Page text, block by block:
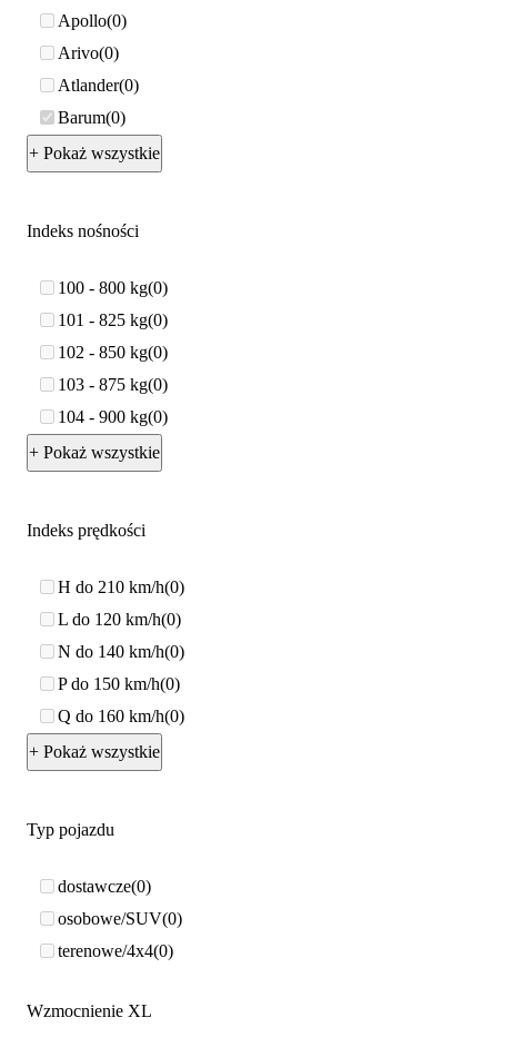
Apollo 0
Arivo 0
Atlander 0
Barum 0
+ Pokaż wszystkie
Indeks nośności
100 - 800 kg 0
101 - 825 kg 0
102 - 850 kg 0
103 - 875 kg 0
104 - 900 kg 0
+ Pokaż wszystkie
Indeks prędkości
H do 210 km/h 0
L do 120 km/h 0
N do 140 km/h 0
P do 150 km/h 0
Q do 160 km/h 0
+ Pokaż wszystkie
Typ pojazdu
dostawcze 0
osobowe/SUV 0
terenowe/4x4 0
Wzmocnienie XL